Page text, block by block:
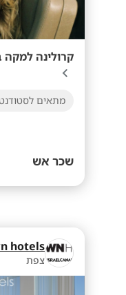
קרולינה
מתאים
שכר אש
hotels
צפת